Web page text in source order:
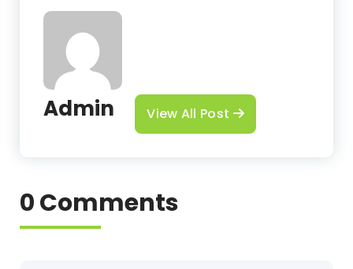
Admin View All Post
0 Comments